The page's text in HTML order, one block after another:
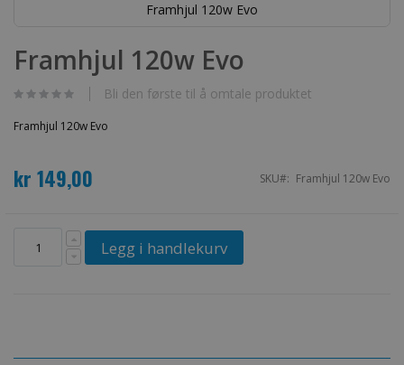
Framhjul 120w Evo
til
begynnelsen
bildegalleri
Framhjul 120w Evo
Bli den første til å omtale produktet
Framhjul 120w Evo
kr 149,00 SKU Framhjul 120w Evo
Legg i handlekurv